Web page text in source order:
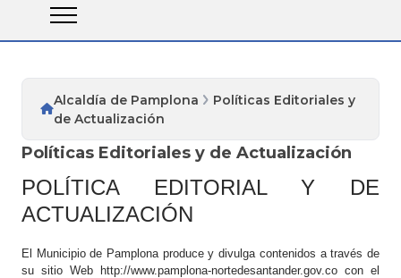
Alcaldía de Pamplona
Políticas Editoriales y
de Actualización
Políticas Editoriales y de Actualización
POLÍTICA EDITORIAL Y DE
ACTUALIZACIÓN
El Municipio de Pamplona produce y divulga contenidos a través de
su sitio Web http://www.pamplona-nortedesantander.gov.co con el